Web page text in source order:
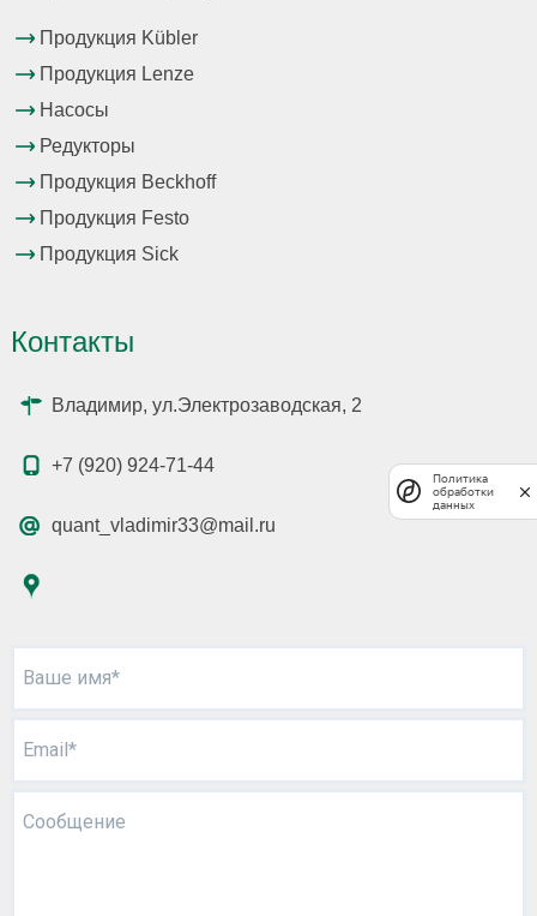
Продукция Kübler
Продукция Lenze
Насосы
Редукторы
Продукция Beckhoff
Продукция Festo
Продукция Sick
Контакты
Владимир, ул.Электрозаводская, 2
+7 (920) 924-71-44
quant_vladimir33@mail.ru
Ваше имя*
Email*
Сообщение
Политика
обработки
данных